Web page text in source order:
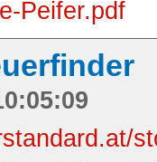
Peifer.pdf